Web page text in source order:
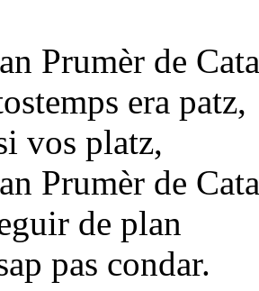
Prumèr de
era patz,
vos platz,
Prumèr de
de plan
pas condar.